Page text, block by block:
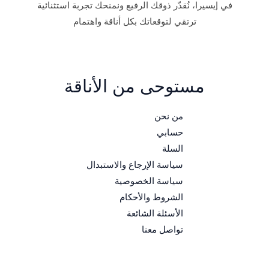
في إيسيرا، نُقدّر ذوقك الرفيع ونمنحك تجربة استثنائية
ترتقي لتوقعاتك بكل أناقة واهتمام
مستوحى من الأناقة
من نحن
حسابي
السلة
سياسة الإرجاع والاستبدال
سياسة الخصوصية
الشروط والأحكام
الأسئلة الشائعة
تواصل معنا